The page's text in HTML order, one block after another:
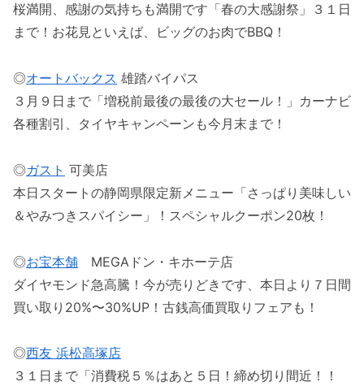
桜満開、感謝の気持ちも満開です「春の大感謝祭」３１日
まで！お花見といえば、ビッグのお肉でBBQ！
◎オートバックス 雄踏バイパス
３月９日まで「増税前最後の最後の大セール！」カーナビ
各種割引、タイヤキャンペーンも今月末まで！
◎ガスト 可美店
本日スタートの静岡県限定新メニュー「さっぱり美味しい
＆やみつきスパイシー」！スペシャルクーポン20枚！
◎お宝本舗 MEGAドン・キホーテ店
ダイヤモンド急高騰！今が売りどきです、本日より７日間
買い取り20%〜30%UP！古銭高価買取りフェアも！
◎西友 浜松高塚店
３１日まで「消費税５％はあと５日！締め切り間近！！